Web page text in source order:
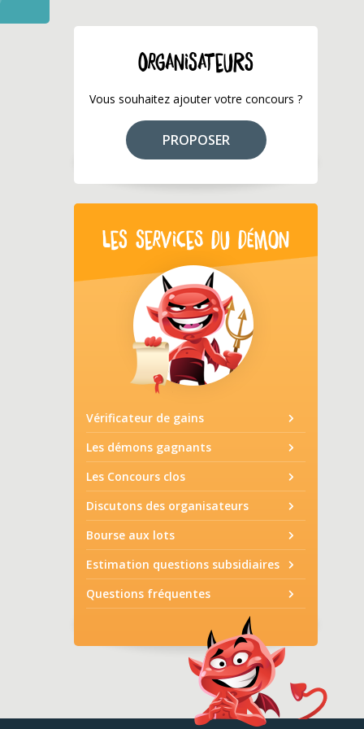
ORGANISATEURS
Vous souhaitez ajouter votre concours ?
PROPOSER
LES SERVICES DU DÉMON
Vérificateur de gains
Les démons gagnants
Les Concours clos
Discutons des organisateurs
Bourse aux lots
Estimation questions subsidiaires
Questions fréquentes